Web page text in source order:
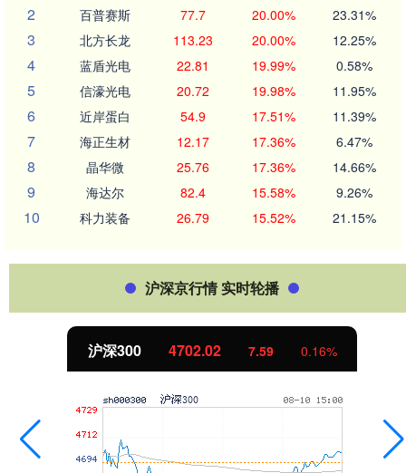
2 百普赛斯 77.7 20.00% 23.31%
3 北方长龙 113.23 20.00% 12.25%
4 蓝盾光电 22.81 19.99% 0.58%
5 信濠光电 20.72 19.98% 11.95%
6 近岸蛋白 54.9 17.51% 11.39%
7 海正生材 12.17 17.36% 6.47%
8 晶华微 25.76 17.36% 14.66%
9 海达尔 82.4 15.58% 9.26%
10 科力装备 26.79 15.52% 21.15%
沪深京行情 实时轮播
北证50 1122.88 -11.37